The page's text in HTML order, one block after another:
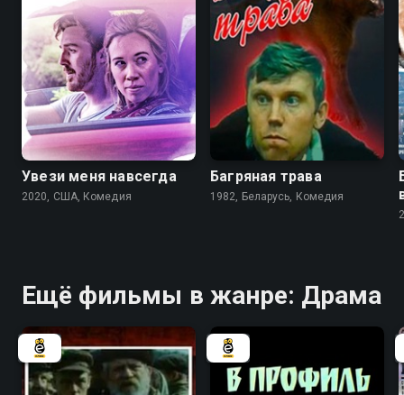
Увези меня навсегда
2020, США, Комедия
Багряная трава
1982, Беларусь, Комедия
Ещё фильмы в жанре: Драма